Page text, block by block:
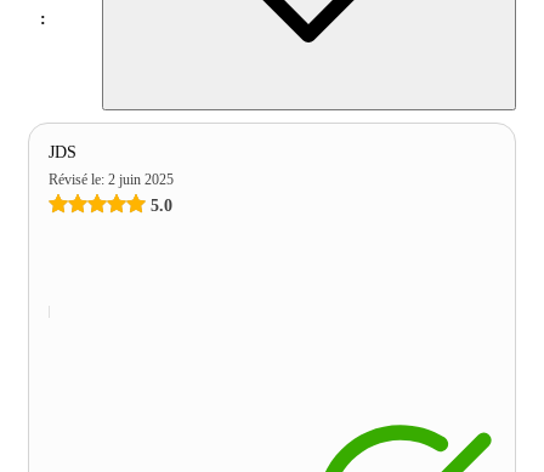
:
JDS
Révisé le: 2 juin 2025
5.0